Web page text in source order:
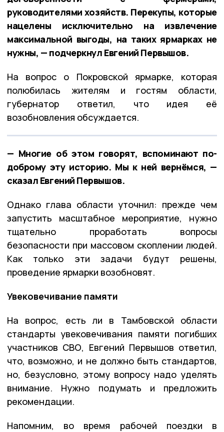
руководителями хозяйств. Перекупы, которые
нацелены исключительно на извлечение
максимальной выгоды, на таких ярмарках не
нужны, — подчеркнул Евгений Первышов.
На вопрос о Покровской ярмарке, которая
полюбилась жителям и гостям области,
губернатор ответил, что идея её
возобновления обсуждается.
— Многие об этом говорят, вспоминают по-
доброму эту историю. Мы к ней вернёмся, —
сказал Евгений Первышов.
Однако глава области уточнил: прежде чем
запустить масштабное мероприятие, нужно
тщательно проработать вопросы
безопасности при массовом скоплении людей.
Как только эти задачи будут решены,
проведение ярмарки возобновят.
Увековечивание памяти
На вопрос, есть ли в Тамбовской области
стандарты увековечивания памяти погибших
участников СВО, Евгений Первышов ответил,
что, возможно, и не должно быть стандартов,
но, безусловно, этому вопросу надо уделять
внимание. Нужно подумать и предложить
рекомендации.
Напомним, во время рабочей поездки в